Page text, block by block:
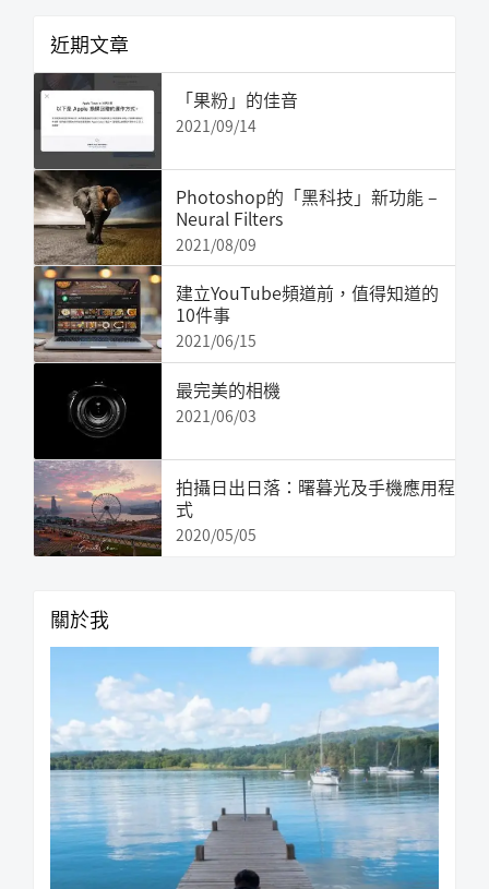
網
站
近期文章
「果粉」的佳音
2021/09/14
Photoshop的「黑科技」新功能 –
Neural Filters
2021/08/09
建立YouTube頻道前，值得知道的
10件事
2021/06/15
最完美的相機
2021/06/03
拍攝日出日落：曙暮光及手機應用程
式
2020/05/05
關於我